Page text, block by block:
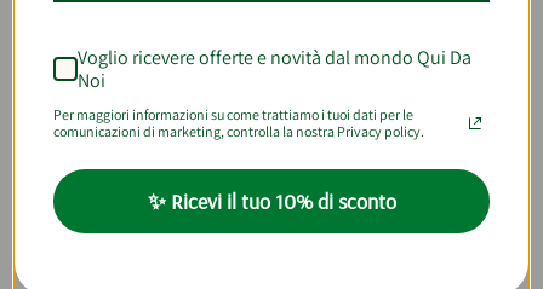
Voglio ricevere offerte e novità dal mondo Qui Da
Noi
Per maggiori informazioni su come trattiamo i tuoi dati per le
comunicazioni di marketing, controlla la nostra Privacy policy.
✨ Ricevi il tuo 10% di sconto